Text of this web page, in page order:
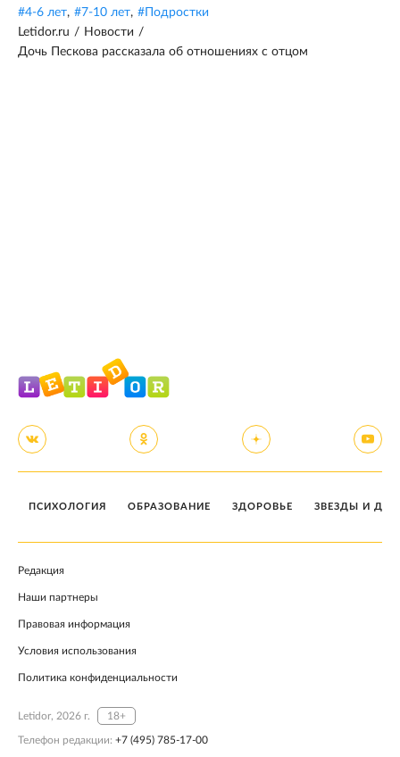
#4-6 лет, #7-10 лет, # Подростки
Letidor.ru / Новости /
Дочь Пескова рассказала об отношениях с отцом
ПСИХОЛОГИЯ ОБРАЗОВАНИЕ ЗДОРОВЬЕ ЗВЕЗДЫ И
Редакция
Наши партнеры
Правовая информация
Условия использования
Политика конфиденциальности
Letidor, 2026 г. 18+
Телефон редакции: +7 (495) 785-17-00